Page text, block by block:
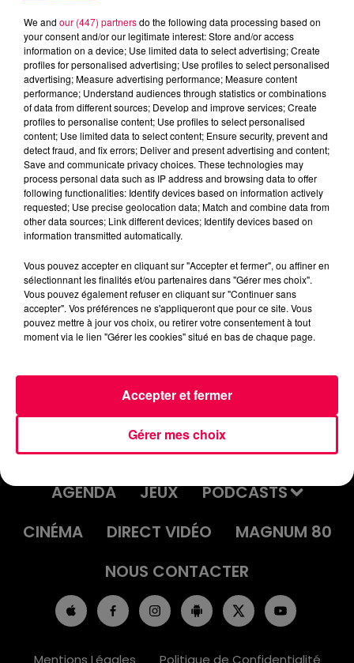
Pourquoi-leau-de-mer-est-salee-et-pas-celle-des-
rivieres.mp3
ACCUEIL INFOS
EMISSIONS
AGENDA
JEUX
PODCASTS
CINÉMA
DIRECT VIDÉO
MAGNUM 80
NOUS CONTACTER
Mentions Légales Politique de Confidentialité
We and our (447) partnersdo the following data processing based on
your consent and/or our legitimate interest: Store and/or access
information on a device; Use limited data to select advertising; Create
profiles for personalised advertising; Use profiles to select personalised
advertising; Measure advertising performance; Measure content
performance; Understand audiences through statistics or combinations
of data from different sources; Develop and improve services; Create
profiles to personalise content; Use profiles to select personalised
content; Use limited data to select content; Ensure security, prevent and
detect fraud, and fix errors; Deliver and present advertising and content;
Save and communicate privacy choices. These technologies may
process personal data such as IP address and browsing data to offer
following functionalities: Identify devices based on information actively
requested; Use precise geolocation data; Match and combine data from
other data sources; Link different devices; Identify devices based on
information transmitted automatically.
Vous pouvez accepter en cliquant sur "Accepter et fermer", ou affiner en
sélectionnant les finalités et/ou partenaires dans "Gérer mes choix".
Vous pouvez également refuser en cliquant sur "Continuer sans
accepter". Vos préférences ne s'appliqueront que pour ce site. Vous
pouvez mettre à jour vos choix, ou retirer votre consentement à tout
moment via le lien "Gérer les cookies" situé en bas de chaque page.
Gérer mes choix
Accepter et fermer